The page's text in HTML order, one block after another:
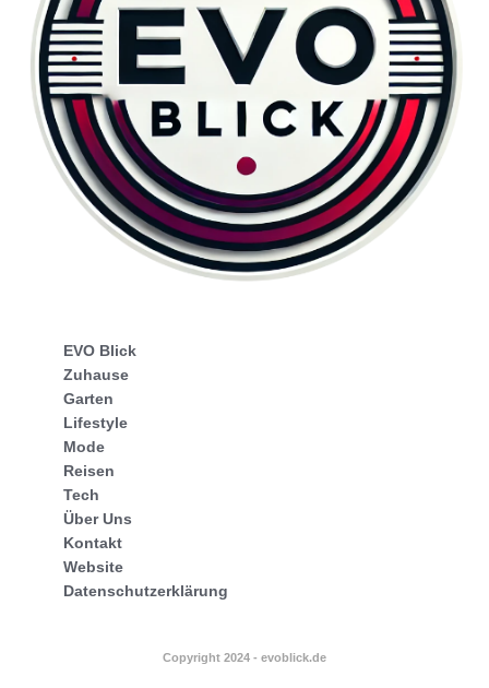
EVO Blick
Zuhause
Garten
Lifestyle
Mode
Reisen
Tech
Über Uns
Kontakt
Website
Datenschutzerklärung
Copyright 2024 - evoblick.de